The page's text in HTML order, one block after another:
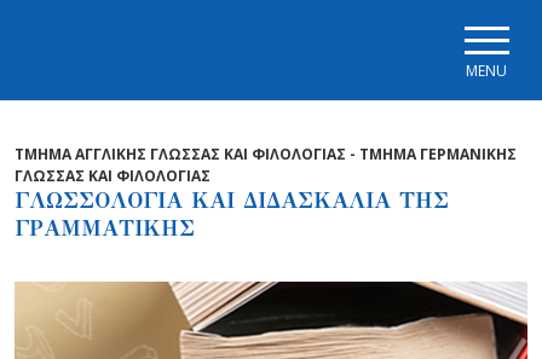
MENU
ΤΜΗΜΑ ΑΓΓΛΙΚΗΣ ΓΛΩΣΣΑΣ ΚΑΙ ΦΙΛΟΛΟΓΙΑΣ - ΤΜΗΜΑ ΓΕΡΜΑΝΙΚΗΣ
ΓΛΩΣΣΑΣ ΚΑΙ ΦΙΛΟΛΟΓΙΑΣ
ΓΛΩΣΣΟΛΟΓΙΑ ΚΑΙ ΔΙΔΑΣΚΑΛΙΑ ΤΗΣ
ΓΡΑΜΜΑΤΙΚΗΣ